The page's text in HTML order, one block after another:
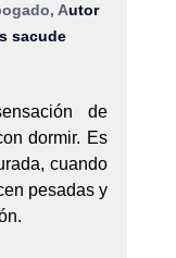
Autor
sacude
de
dormir. Es
cuando
pesadas y